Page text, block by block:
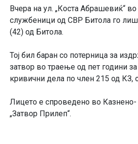
Вчера на ул. „Коста Абрашевиќ“
службеници од СВР Битола го
(42) од Битола.
Тој бил баран со потерница за
затвор во траење од пет години
кривични дела по член 215 од
Лицето е спроведено во
„Затвор Прилеп“.